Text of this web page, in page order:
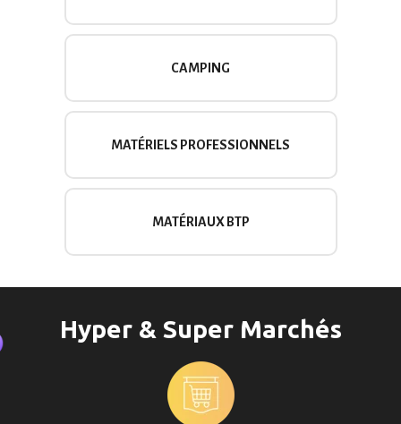
CAMPING
MATÉRIELS PROFESSIONNELS
MATÉRIAUX BTP
Hyper & Super Marchés